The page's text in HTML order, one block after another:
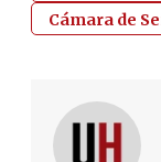
Cámara de